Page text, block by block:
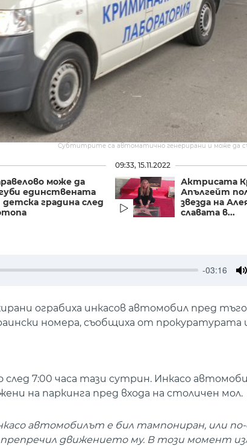
Субтитрите са автоматично генерирани и може да
може да
единствената
детска градина след
09:33, 15.11.2022
Актрисата
Апългейт
звезда на
славата в...
-03:16
ограбиха инкасов автомобил пред
номера, съобщиха от прокуратурата
7:00 часа тази сутрин. Инкасо
на паркинга пред входа на столичен мол.
автомобилът е бил тампониран, или по-
движението му. В този момент